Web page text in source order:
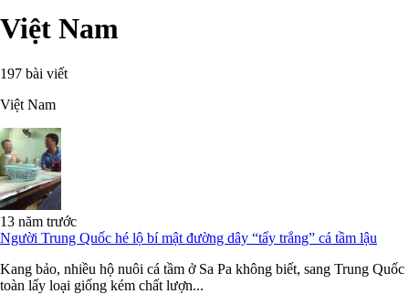
Việt Nam
197 bài viết
Việt Nam
13 năm trước
Người Trung Quốc hé lộ bí mật đường dây “tẩy trắng” cá tầm lậu
Kang bảo, nhiều hộ nuôi cá tầm ở Sa Pa không biết, sang Trung Quốc
toàn lấy loại giống kém chất lượn...